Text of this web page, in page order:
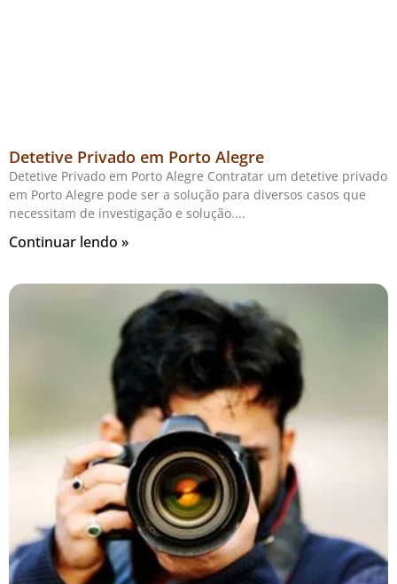
Detetive Privado em Porto Alegre
Detetive Privado em Porto Alegre Contratar um detetive privado
em Porto Alegre pode ser a solução para diversos casos que
necessitam de investigação e solução.
Continuar lendo »